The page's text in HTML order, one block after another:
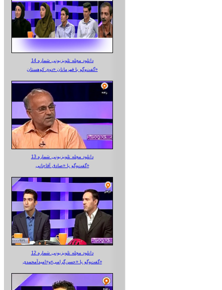
دانلود مجله تلویزیونی شماره 14
گفت‌وگو با قهرمانان «دوی کوهستان»
دانلود مجله تلویزیونی شماره 13
گفت‌وگو با «صادق آقاجانی»
دانلود مجله تلویزیونی شماره 12
گفت‌وگو با «حسن‌گرامی»و«امیدآمحمدی»